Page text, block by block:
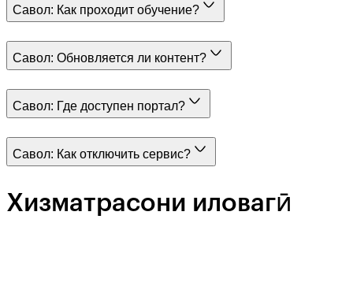
Савол: Как проходит обучение?
Савол: Обновляется ли контент?
Савол: Где доступен портал?
Савол: Как отключить сервис?
Хизматрасони иловагӣ